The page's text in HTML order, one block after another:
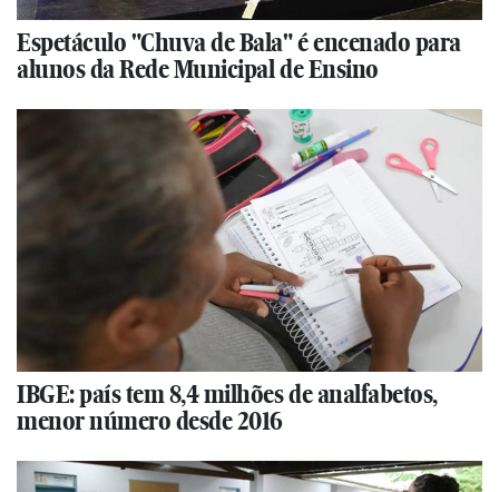
Espetáculo "Chuva de Bala" é encenado para
alunos da Rede Municipal de Ensino
IBGE: país tem 8,4 milhões de analfabetos,
menor número desde 2016